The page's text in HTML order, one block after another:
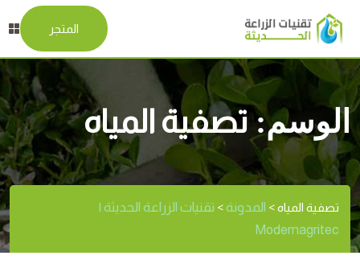
المتجر
الوسم:تصفية المياه
تصفية المياه> المدونة> تقنيات الزراعة الحديثة |
Modernagritec